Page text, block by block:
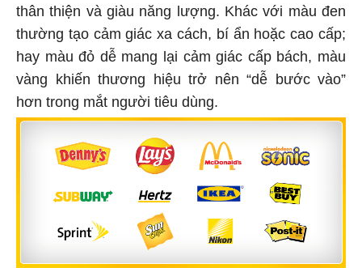
thân thiện và giàu năng lượng. Khác với màu đen
thường tạo cảm giác xa cách, bí ẩn hoặc cao cấp;
hay màu đỏ dễ mang lại cảm giác cấp bách, màu
vàng khiến thương hiệu trở nên “dễ bước vào”
hơn trong mắt người tiêu dùng.